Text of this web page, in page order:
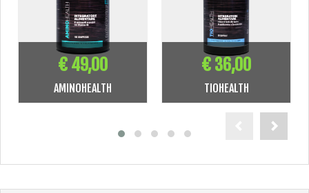
€ 49,00
AMINOHEALTH
€ 36,00
TIOHEALTH